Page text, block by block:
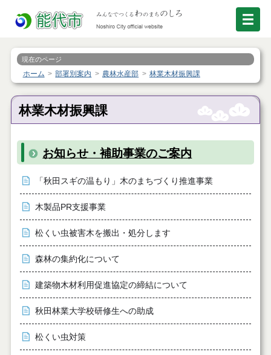
現在のページ
ホーム 部署別案内 農林水産部 林業木材振興課
林業木材振興課
お知らせ・補助事業のご案内
「秋田スギの温もり」木のまちづくり推進事業
木製品PR支援事業
松くい虫被害木を搬出・処分します
森林の集約化について
建築物木材利用促進協定の締結について
秋田林業大学校研修生への助成
松くい虫対策